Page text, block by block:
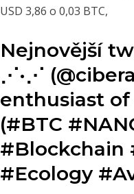
USD 3,86 o 0,03 BTC,​​
Nejnovější
⋰·⋰
enthusiast
(#BTC
#Blockchain
#Ecology